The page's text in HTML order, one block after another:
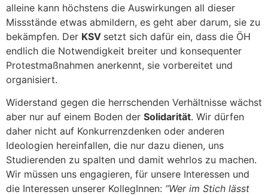
alleine kann höchstens die Auswirkungen all dieser
Missstände etwas abmildern, es geht aber darum, sie zu
bekämpfen. Der KSV setzt sich dafür ein, dass die ÖH
endlich die Notwendigkeit breiter und konsequenter
Protestmaßnahmen anerkennt, sie vorbereitet und
organisiert.
Widerstand gegen die herrschenden Verhältnisse wächst
aber nur auf einem Boden der Solidarität. Wir dürfen
daher nicht auf Konkurrenzdenken oder anderen
Ideologien hereinfallen, die nur dazu dienen, uns
Studierenden zu spalten und damit wehrlos zu machen.
Wir müssen uns engagieren, für unsere Interessen und
die Interessen unserer KollegInnen: “Wer im Stich lässt